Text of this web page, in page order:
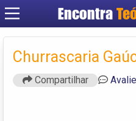
Encontra
Churrascaria
Compartilhar